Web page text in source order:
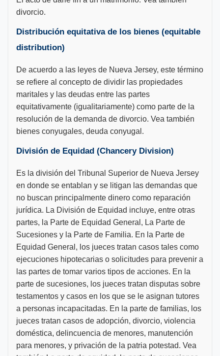
divorcio.
Distribución equitativa de los bienes (equitable
distribution)
De acuerdo a las leyes de Nueva Jersey, este término
se refiere al concepto de dividir las propiedades
maritales y las deudas entre las partes
equitativamente (igualitariamente) como parte de la
resolución de la demanda de divorcio. Vea también
bienes conyugales, deuda conyugal.
División de Equidad (Chancery Division)
Es la división del Tribunal Superior de Nueva Jersey
en donde se entablan y se litigan las demandas que
no buscan principalmente dinero como reparación
jurídica. La División de Equidad incluye, entre otras
partes, la Parte de Equidad General, La Parte de
Sucesiones y la Parte de Familia. En la Parte de
Equidad General, los jueces tratan casos tales como
ejecuciones hipotecarias o solicitudes para prevenir a
las partes de tomar varios tipos de acciones. En la
parte de sucesiones, los jueces tratan disputas sobre
testamentos y casos en los que se le asignan tutores
a personas incapacitadas. En la parte de familias, los
jueces tratan casos de adopción, divorcio, violencia
doméstica, delincuencia de menores, manutención
para menores, y privación de la patria potestad. Vea